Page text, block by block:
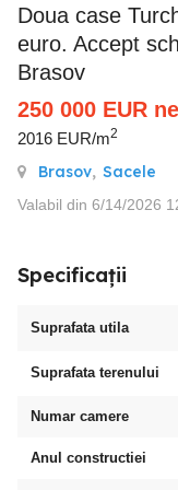
Doua case Turches Sacele Brasov 250.000
euro. Accept
Brasov
250 000 EUR
2016 EUR/m2
Brasov, Sacele
Valabil din 6/14/2026
Specificații
Suprafata utila
Suprafata terenului
Numar camere
Anul constructiei